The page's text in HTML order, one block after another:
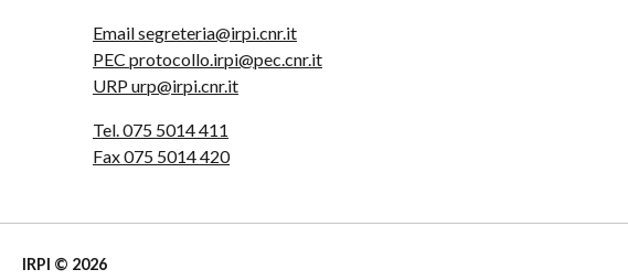
Email segreteria@irpi.cnr.it
PEC protocollo.irpi@pec.cnr.it
URP urp@irpi.cnr.it
Tel. 075 5014 411
Fax 075 5014 420
IRPI © 2026